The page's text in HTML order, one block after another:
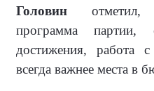
Головин отметил,
программа
достижения, работа
всегда важнее места в